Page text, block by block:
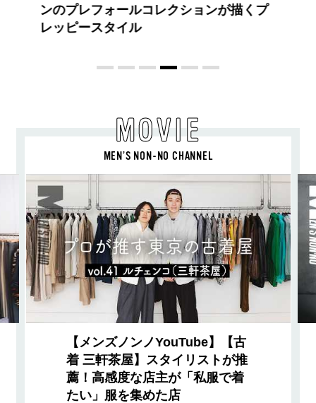
ドット）のスタイリングアイテムで作る
旬ヘアのテクニックを、人気３サロンに
MOVIE
MEN’S NON-NO CHANNEL
【メンズノンノYouTube】【古
着 三軒茶屋】スタイリストが推
薦！高感度な店主が「私服で着
たい」服を集めた店